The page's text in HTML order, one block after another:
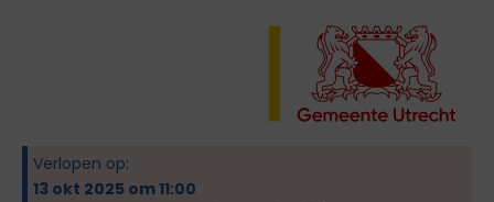
Verlopen op:
13 okt 2025 om 11:00